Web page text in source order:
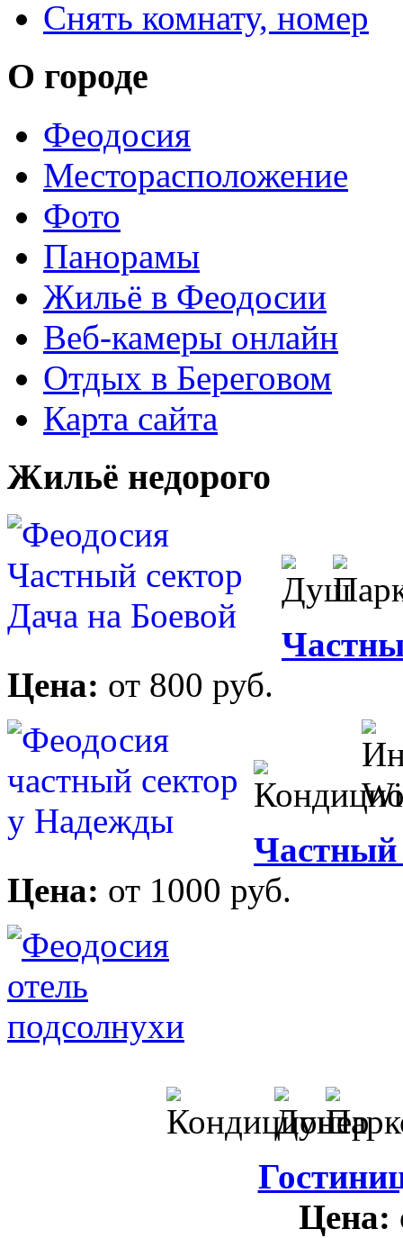
Снять комнату, номер
О городе
Феодосия
Месторасположение
Фото
Панорамы
Жильё в Феодосии
Веб-камеры онлайн
Отдых в Береговом
Карта сайта
Жильё недорого
Цена: от 800 руб.
Частный
Цена: от 1000 руб.
Цена: